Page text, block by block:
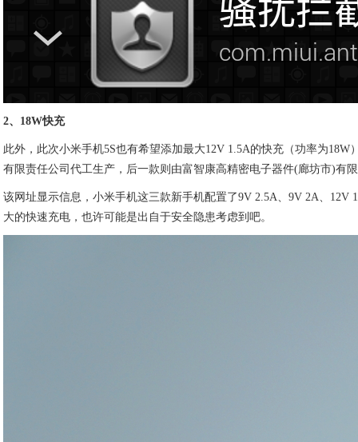
2、18W快充
此外，此次小米手机5S也有希望添加最大12V 1.5A的快充（功率为18W
有限责任公司代工生产，后一款则由富智康高精密电子器件(廊坊市)有
该网址显示信息，小米手机这三款新手机配置了9V 2.5A、9V 2A、
大的快速充电，也许可能是出自于安全隐患考虑到吧。